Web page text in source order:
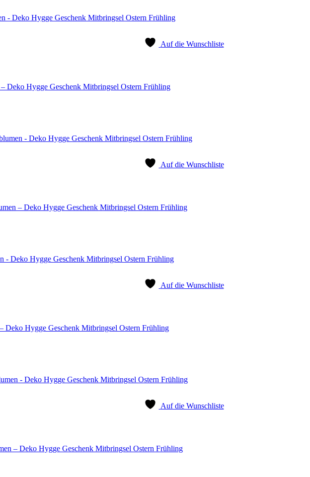
Auf die Wunschliste
Deko Hygge Geschenk Mitbringsel Ostern Frühling
Auf die Wunschliste
– Deko Hygge Geschenk Mitbringsel Ostern Frühling
Auf die Wunschliste
Deko Hygge Geschenk Mitbringsel Ostern Frühling
Auf die Wunschliste
– Deko Hygge Geschenk Mitbringsel Ostern Frühling